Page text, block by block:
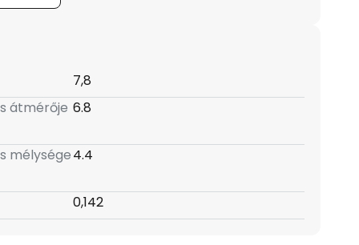
7,8
átmérője 6.8
mélysége4.4
0,142